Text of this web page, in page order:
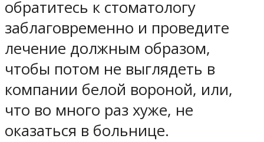
обратитесь к стоматологу
заблаговременно и проведите
лечение должным образом,
чтобы потом не выглядеть в
компании белой вороной, или,
что во много раз хуже, не
оказаться в больнице.